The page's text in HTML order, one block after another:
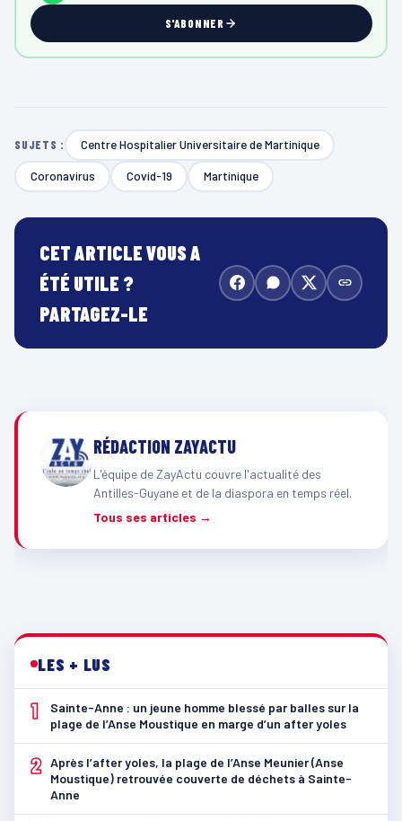
S'ABONNER
SUJETS : Centre Hospitalier Universitaire de Martinique
Coronavirus Covid-19 Martinique
CET ARTICLE VOUS A
ÉTÉ UTILE ?
PARTAGEZ-LE
RÉDACTION ZAYACTU
L'équipe de ZayActu couvre l'actualité des
Antilles-Guyane et de la diaspora en temps réel.
Tous ses articles →
LES + LUS
1
Sainte-Anne : un jeune homme blessé par balles sur la
plage de l’Anse Moustique en marge d’un after yoles
2 Après l’after yoles, la plage de l’Anse Meunier (Anse
Moustique) retrouvée couverte de déchets à Sainte-
Anne